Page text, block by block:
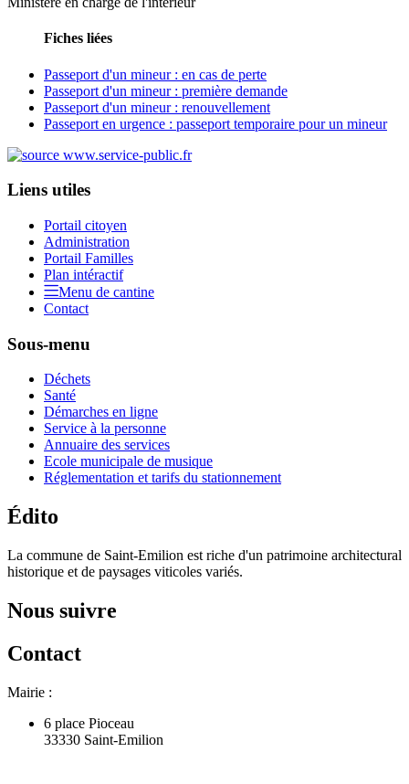
Fiches liées
Passeport d'un mineur : en cas de perte
Passeport d'un mineur : première demande
Passeport d'un mineur : renouvellement
Passeport en urgence : passeport temporaire pour un mineur
Liens utiles
Portail citoyen
Administration
Portail Familles
Plan intéractif
Menu de cantine
Contact
Sous-menu
Déchets
Santé
Démarches en ligne
Service à la personne
Annuaire des services
Ecole municipale de musique
Réglementation et tarifs du stationnement
Édito
La commune de Saint-Emilion est riche d'un patrimoine architectural
historique et de paysages viticoles variés.
Nous suivre
Contact
Mairie :
6 place Pioceau
33330 Saint-Emilion